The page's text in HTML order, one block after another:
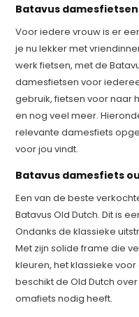
Batavus damesfietsen
Voor iedere vrouw is er
je nu lekker met
werk fietsen, met de
damesfietsen voor
gebruik, fietsen voor naar
en nog veel meer.
relevante damesfiets
voor jou vindt.
Batavus damesfiets
Een van de beste
Batavus Old Dutch. Dit is
Ondanks de klassieke
Met zijn solide frame die
kleuren, het klassieke
beschikt de Old Dutch
omafiets nodig heeft.